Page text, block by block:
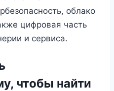
облако
цифровая часть
и сервиса.
чтобы найти